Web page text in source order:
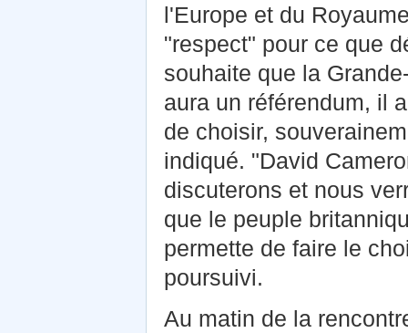
l'Europe et du
"respect" pour ce que
souhaite que la
aura un référendum, il
de choisir,
indiqué. "David
discuterons et nous
que le peuple
permette de faire le
poursuivi.
Au matin de la